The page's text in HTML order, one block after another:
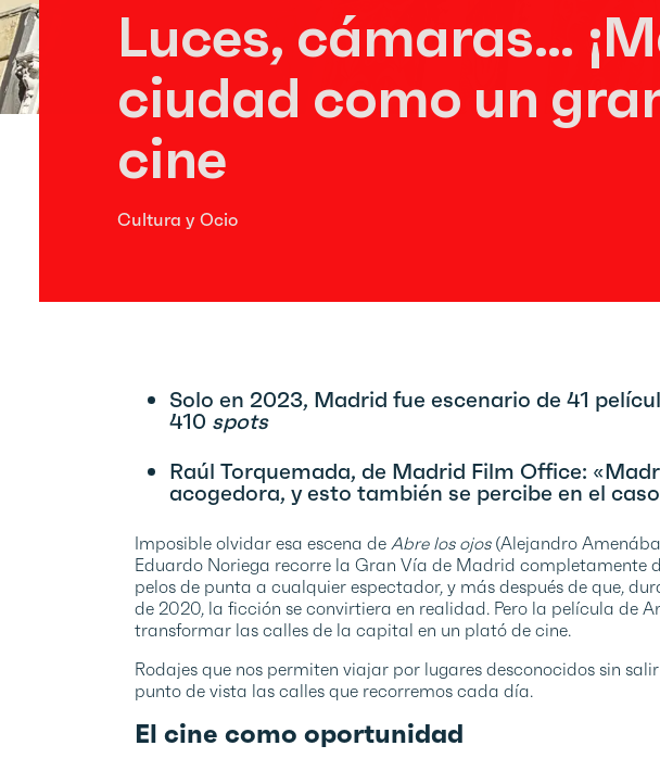
Luces, cámaras…
ciudad como un
cine
Cultura y Ocio
Solo en 2023, Madrid fue escenario de 41
410 spots
Raúl Torquemada, de Madrid Film Office:
acogedora, y esto también se percibe en el
Imposible olvidar esa escena de Abre los ojos (Alejandro
Eduardo Noriega recorre la Gran Vía de Madrid completamente
pelos de punta a cualquier espectador, y más después de que,
de 2020, la ficción se convirtiera en realidad. Pero la película de
transformar las calles de la capital en un plató de cine.
Rodajes que nos permiten viajar por lugares desconocidos sin
punto de vista las calles que recorremos cada día.
El cine como oportunidad